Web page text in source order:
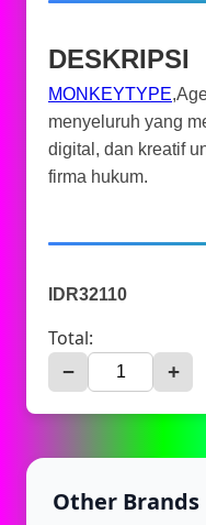
DESKRIPSI
MONKEYTYPE
menyeluruh yang
digital, dan kreatif
firma hukum.
IDR32110
Total:
− +
Other Brands